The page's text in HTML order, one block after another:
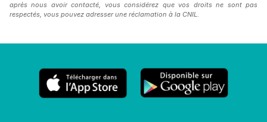
après nous avoir contacté, vous considérez que vos droits ne sont pas
respectés, vous pouvez adresser une réclamation à la CNIL.